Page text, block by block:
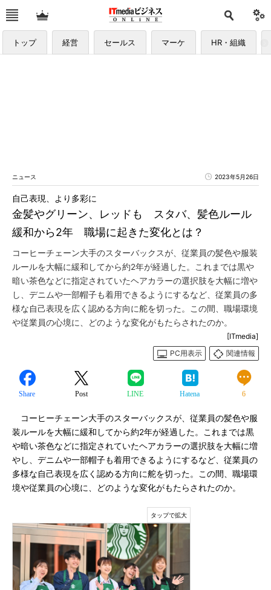
トップ 経営 セールス マーケ HR・組織
ニュース 2023年5月26日
金髪やグリーン、レッドも スタバ、髪色ルール
緩和から2年 職場に起きた変化とは？
自己表現、より多彩に
コーヒーチェーン大手のスターバックスが、従業員の髪色や服装
ルールを大幅に緩和してから約2年が経過した。これまでは黒や
暗い茶色などに指定されていたヘアカラーの選択肢を大幅に増や
し、デニムや一部帽子も着用できるようにするなど、従業員の多
様な自己表現を広く認める方向に舵を切った。この間、職場環境
や従業員の心境に、どのような変化がもたらされたのか。
[ITmedia]
PC用表示
関連情報
Share Post LINE Hatena 6
コーヒーチェーン大手のスターバックスが、従業員の髪色や服
装ルールを大幅に緩和してから約2年が経過した。これまでは黒
や暗い茶色などに指定されていたヘアカラーの選択肢を大幅に増
やし、デニムや一部帽子も着用できるようにするなど、従業員の
多様な自己表現を広く認める方向に舵を切った。この間、職場環
境や従業員の心境に、どのような変化がもたらされたのか。